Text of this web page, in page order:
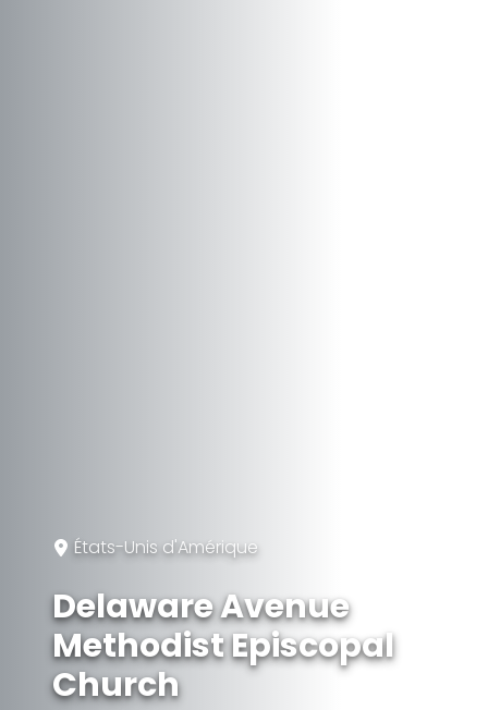
États-Unis d'Amérique
Delaware Avenue
Methodist Episcopal
Church